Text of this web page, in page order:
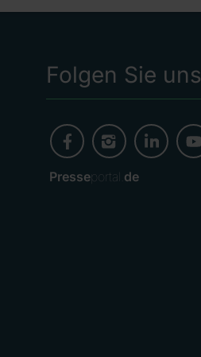
Folgen Sie uns
Presseportal. de